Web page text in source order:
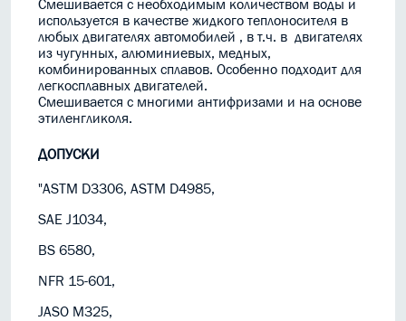
Смешивается с необходимым количеством воды и
используется в качестве жидкого теплоносителя в
любых двигателях автомобилей , в т.ч. в двигателях
из чугунных, алюминиевых, медных,
комбинированных сплавов. Особенно подходит для
легкосплавных двигателей.
Смешивается с многими антифризами и на основе
этиленгликоля.
ДОПУСКИ
"ASTM D3306, ASTM D4985,
SAE J1034,
BS 6580,
NFR 15-601,
JASO M325,